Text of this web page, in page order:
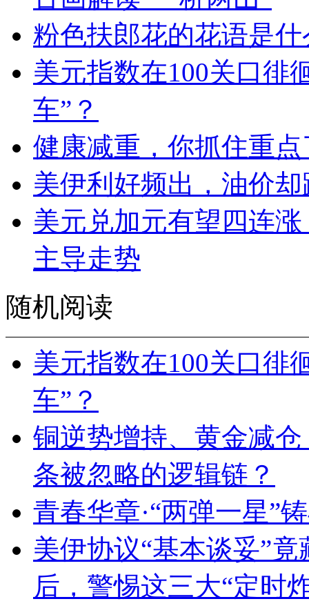
粉色扶郎花的花语是什
美元指数在100关口徘
车”？
健康减重，你抓住重
美伊利好频出，油价
美元兑加元有望四连
主导走势
随机阅读
美元指数在100关口徘
车”？
铜逆势增持、黄金减
条被忽略的逻辑链？
青春华章·“两弹一星”
美伊协议“基本谈妥”
后，警惕这三大“定时